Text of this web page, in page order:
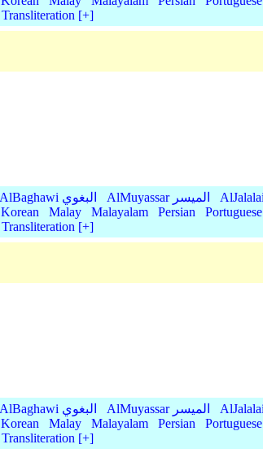
Transliteration [+]
AlBaghawi البغوي AlMuyassar الميسر
Korean Malay Malayalam Persian Portuguese
Transliteration [+]
AlBaghawi البغوي AlMuyassar الميسر
Korean Malay Malayalam Persian Portuguese
Transliteration [+]